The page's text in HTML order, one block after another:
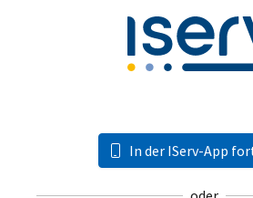
In der IServ-App